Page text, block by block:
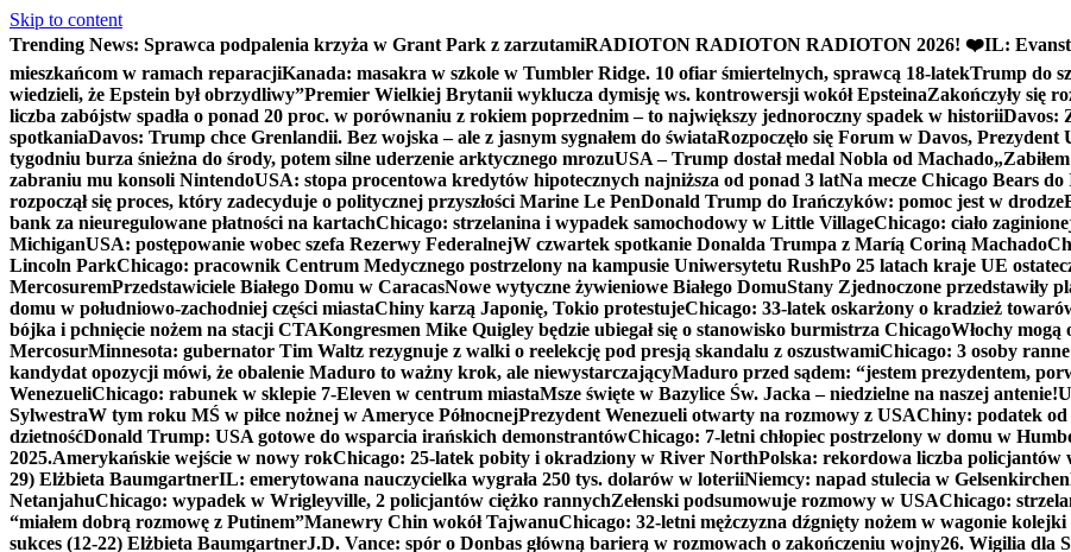
Skip to content
Trending News: Sprawca podpalenia krzyża w Grant Park z zarzutamiRADIOTON RADIOTON RADIOTON 2026! ❤️IL:
mieszkańcom w ramach reparacjiKanada: masakra w szkole w Tumbler Ridge. 10 ofiar śmiertelnych, sprawcą 18-latekTrump do
wiedzieli, że Epstein był obrzydliwy”Premier Wielkiej Brytanii wyklucza dymisję ws. kontrowersji wokół EpsteinaZakończyły się
liczba zabójstw spadła o ponad 20 proc. w porównaniu z rokiem poprzednim – to największy jednoroczny spadek w historiiDavos:
spotkaniaDavos: Trump chce Grenlandii. Bez wojska – ale z jasnym sygnałem do świataRozpoczęło się Forum w Davos,
tygodniu burza śnieżna do środy, potem silne uderzenie arktycznego mrozuUSA – Trump dostał medal Nobla od Machado
zabraniu mu konsoli NintendoUSA: stopa procentowa kredytów hipotecznych najniższa od ponad 3 latNa mecze Chicago Bears
rozpoczął się proces, który zadecyduje o politycznej przyszłości Marine Le PenDonald Trump do Irańczyków: pomoc jest w drodze
bank za nieuregulowane płatności na kartachChicago: strzelanina i wypadek samochodowy w Little VillageChicago: ciało
MichiganUSA: postępowanie wobec szefa Rezerwy FederalnejW czwartek spotkanie Donalda Trumpa z Maríą Coriną Machado
Lincoln ParkChicago: pracownik Centrum Medycznego postrzelony na kampusie Uniwersytetu RushPo 25 latach kraje UE
MercosuremPrzedstawiciele Białego Domu w CaracasNowe wytyczne żywieniowe Białego DomuStany Zjednoczone przedstawiły
domu w południowo-zachodniej części miastaChiny karzą Japonię, Tokio protestujeChicago: 33-latek oskarżony o kradzież
bójka i pchnięcie nożem na stacji CTAKongresmen Mike Quigley będzie ubiegał się o stanowisko burmistrza ChicagoWłochy mogą
MercosurMinnesota: gubernator Tim Waltz rezygnuje z walki o reelekcję pod presją skandalu z oszustwamiChicago: 3 osoby
kandydat opozycji mówi, że obalenie Maduro to ważny krok, ale niewystarczającyMaduro przed sądem: “jestem prezydentem,
WenezueliChicago: rabunek w sklepie 7-Eleven w centrum miastaMsze święte w Bazylice Św. Jacka – niedzielne na naszej antenie!
SylwestraW tym roku MŚ w piłce nożnej w Ameryce PółnocnejPrezydent Wenezueli otwarty na rozmowy z USAChiny: podatek od
dzietnośćDonald Trump: USA gotowe do wsparcia irańskich demonstrantówChicago: 7-letni chłopiec postrzelony w domu w
2025.Amerykańskie wejście w nowy rokChicago: 25-latek pobity i okradziony w River NorthPolska: rekordowa liczba policjantów
29) Elżbieta BaumgartnerIL: emerytowana nauczycielka wygrała 250 tys. dolarów w loteriiNiemcy: napad stulecia w Gelsenkirchen
NetanjahuChicago: wypadek w Wrigleyville, 2 policjantów ciężko rannychZełenski podsumowuje rozmowy w USAChicago:
“miałem dobrą rozmowę z Putinem”Manewry Chin wokół TajwanuChicago: 32-letni mężczyzna dźgnięty nożem w wagonie
sukces (12-22) Elżbieta BaumgartnerJ.D. Vance: spór o Donbas główną barierą w rozmowach o zakończeniu wojny26. Wigilia dla